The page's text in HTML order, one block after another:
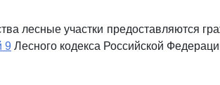
лесные участки предоставляются
9 Лесного кодекса Российской